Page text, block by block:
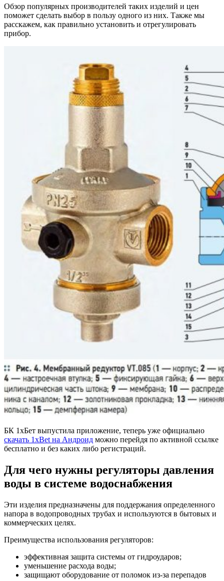
Обзор популярных производителей таких изделий и цен
поможет сделать выбор в пользу одного из них. Также мы
расскажем, как правильно установить и отрегулировать
прибор.
БК 1хБет выпустила приложение, теперь уже официально
скачать 1xBet на Андроид можно перейдя по активной ссылке
бесплатно и без каких либо регистраций.
Для чего нужны регуляторы давления
воды в системе водоснабжения
Эти изделия предназначены для поддержания определенного
напора в водопроводных трубах и используются в бытовых и
коммерческих целях.
Преимущества использования регуляторов:
эффективная защита системы от гидроударов;
уменьшение расхода воды;
защищают оборудование от поломок из-за перепадов